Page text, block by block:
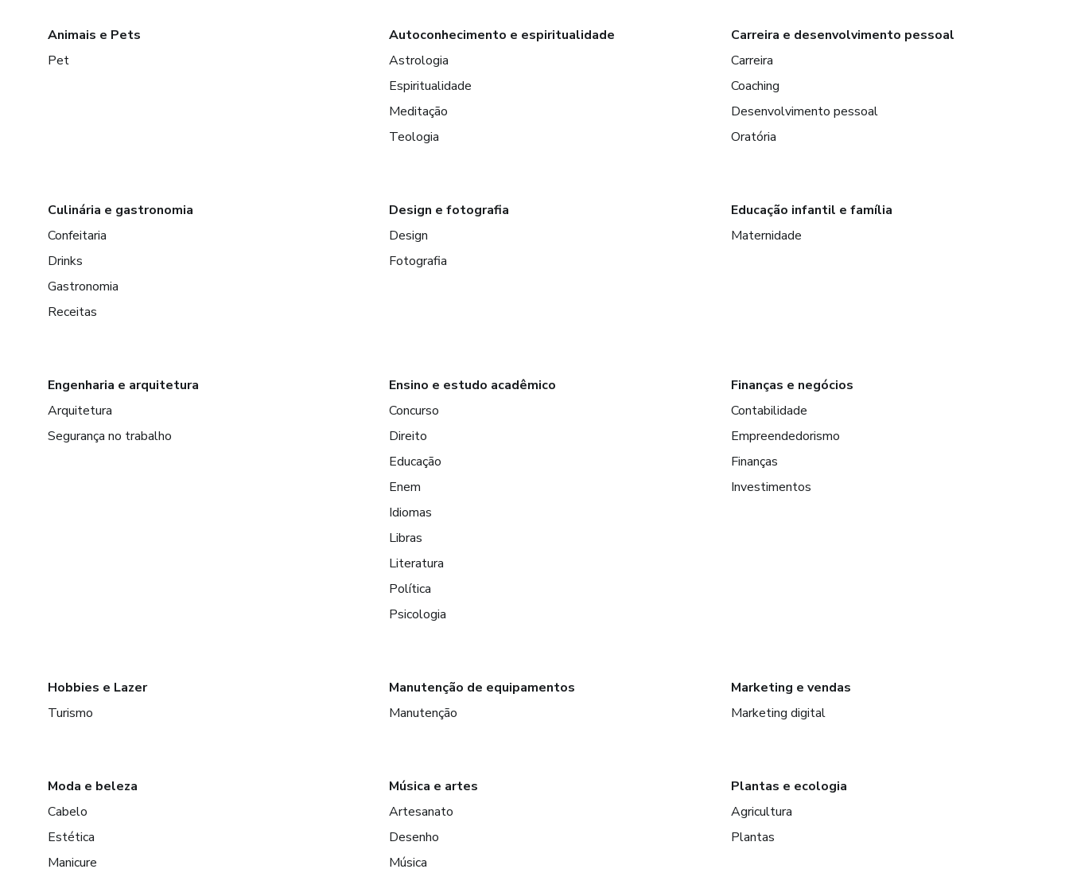
Animais e Pets
Pet
Autoconhecimento e espiritualidade
Astrologia
Espiritualidade
Meditação
Teologia
Carreira e desenvolvimento pessoal
Carreira
Coaching
Desenvolvimento pessoal
Oratória
Culinária e gastronomia
Confeitaria
Drinks
Gastronomia
Receitas
Design e fotografia
Design
Fotografia
Educação infantil e família
Maternidade
Engenharia e arquitetura
Arquitetura
Segurança no trabalho
Ensino e estudo acadêmico
Concurso
Direito
Educação
Enem
Idiomas
Libras
Literatura
Política
Psicologia
Finanças e negócios
Contabilidade
Empreendedorismo
Finanças
Investimentos
Hobbies e Lazer
Turismo
Manutenção de equipamentos
Manutenção
Marketing e vendas
Marketing digital
Moda e beleza
Cabelo
Estética
Manicure
Música e artes
Artesanato
Desenho
Música
Plantas e ecologia
Agricultura
Plantas